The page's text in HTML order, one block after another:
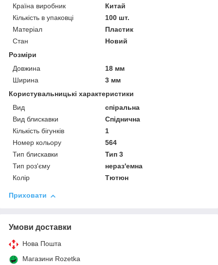
Країна виробник
Китай
Кількість в упаковці
100 шт.
Матеріал
Пластик
Стан
Новий
Розміри
Довжина
18 мм
Ширина
3 мм
Користувальницькі характеристики
Вид
спіральна
Вид блискавки
Спіднична
Кількість бігунків
1
Номер кольору
564
Тип блискавки
Тип 3
Тип роз'єму
нераз'емна
Колір
Тютюн
Приховати
Умови доставки
Нова Пошта
Магазини Rozetka